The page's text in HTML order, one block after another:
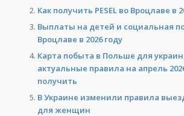
Как получить PESEL во Вроцлаве в
Выплаты на детей и социальная
Вроцлаве в 2026 году
Карта побыта в Польше для
актуальные правила на апрель
получить
В Украине изменили правила
для женщин